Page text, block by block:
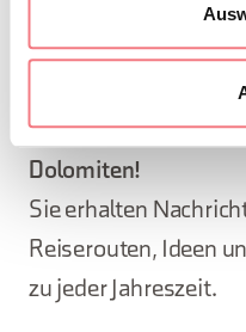
BLEIBEN
KONTAKT
Abonnieren Sie den
Dolomiten!
Sie erhalten
Reiserouten, Ideen
zu jeder Jahreszeit.